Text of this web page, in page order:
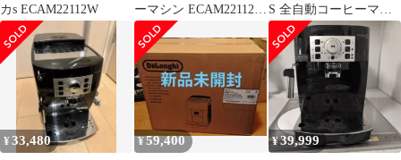
カs ECAM22112W
ーマシン ECAM22112B
マグニフィカSコンパク
ト
S 全自動コーヒーマシ
ン
¥33,480 ¥59,400 ¥39,999